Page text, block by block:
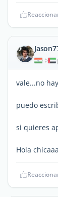
|
vale...no
puedo
si quieres
Hola